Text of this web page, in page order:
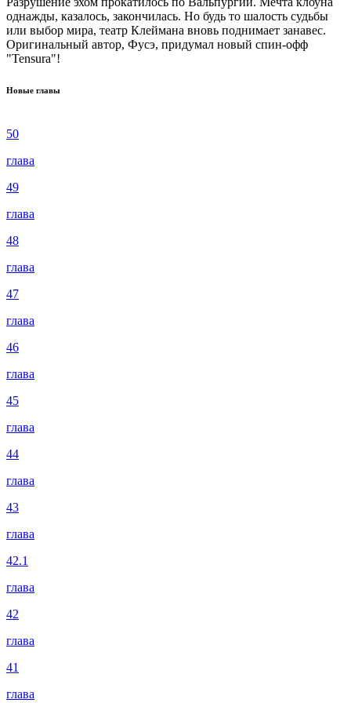
однажды, казалось, закончилась. Но будь то шалость судьбы
или выбор мира, театр Клеймана вновь поднимает занавес.
Оригинальный автор, Фусэ, придумал новый спин-офф
"Tensura"!
Новые главы
50
глава
49
глава
48
глава
47
глава
46
глава
45
глава
44
глава
43
глава
42.1
глава
42
глава
41
глава